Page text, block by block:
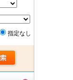
指定なし